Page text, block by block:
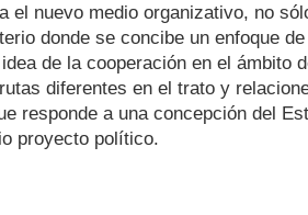
el nuevo medio organizativo, no
donde se concibe un enfoque
de la cooperación en el ámbito
diferentes en el trato y
responde a una concepción del
proyecto político.